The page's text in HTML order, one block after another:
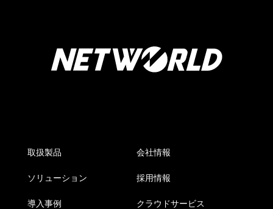
取扱製品
ソリューション
導入事例
会社情報
採用情報
クラウドサービス